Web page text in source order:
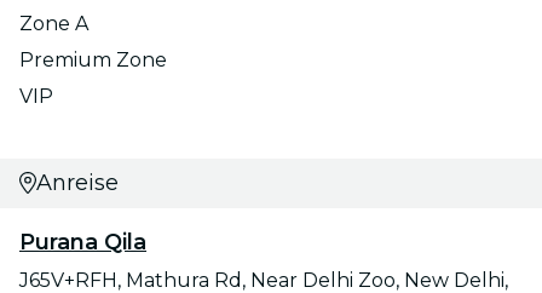
Zone A
Premium Zone
VIP
Anreise
Purana Qila
J65V+RFH, Mathura Rd, Near Delhi Zoo, New Delhi,